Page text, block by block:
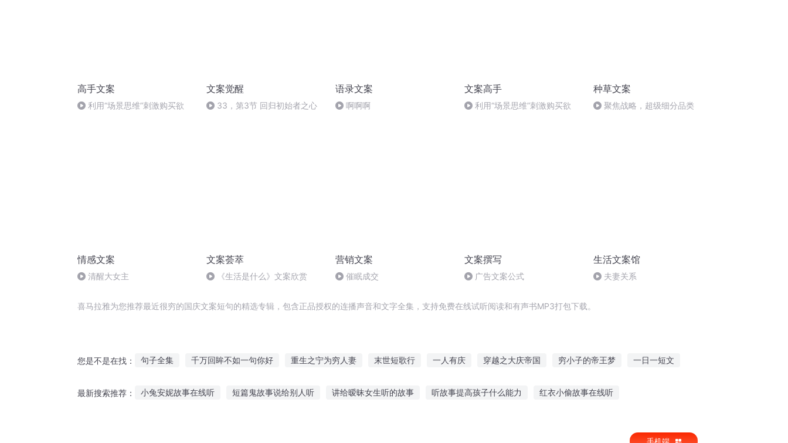
高手文案
利用“场景思维”刺激购买欲
文案觉醒
33，第3节 回归初始者之心
语录文案
啊啊啊
文案高手
利用“场景思维”刺激购买欲
种草文案
聚焦战略，超级细分品类
情感文案
清醒大女主
文案荟萃
《生活是什么》文案欣赏
营销文案
催眠成交
文案撰写
广告文案公式
生活文案馆
夫妻关系
喜马拉雅为您推荐最近很穷的国庆文案短句的精选专辑，包含正品授权的连播声音和文字全集，支持免费在线试听阅读和有声书MP3打包下载。
您是不是在找： 句子全集 千万回眸不如一句你好 重生之宁为穷人妻 末世短歌行 一人有庆 穿越之大庆帝国 穷小子的帝王梦 一日一短文
最新搜索推荐： 小兔安妮故事在线听 短篇鬼故事说给别人听 讲给暧昧女生听的故事 听故事提高孩子什么能力 红衣小偷故事在线听